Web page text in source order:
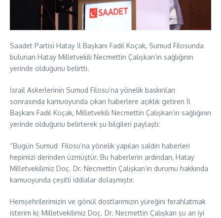
Saadet Partisi Hatay İl Başkanı Fadıl Koçak, Sumud Filosunda
bulunan Hatay Milletvekili Necmettin Çalışkan’ın sağlığının
yerinde olduğunu belirtti.
İsrail Askerlerinin Sumud Filosu’na yönelik baskınları
sonrasında kamuoyunda çıkan haberlere açıklık getiren İl
Başkanı Fadıl Koçak, Milletvekili Necmettin Çalışkan’ın sağlığının
yerinde olduğunu belirterek şu bilgileri paylaştı:
“Bugün Sumud Filosu’na yönelik yapılan saldırı haberleri
hepimizi derinden üzmüştür. Bu haberlerin ardından, Hatay
Milletvekilimiz Doç. Dr. Necmettin Çalışkan’ın durumu hakkında
kamuoyunda çeşitli iddialar dolaşmıştır.
Hemşehrilerimizin ve gönül dostlarımızın yüreğini ferahlatmak
isterim ki; Milletvekilimiz Doç. Dr. Necmettin Çalışkan şu an iyi